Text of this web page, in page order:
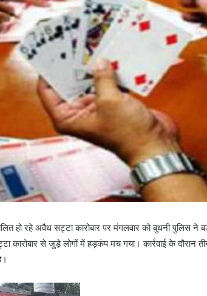
हो रहे अवैध सट्टा कारोबार पर मंगलवार को बुधनी पुलिस ने
कारोबार से जुड़े लोगों में हड़कंप मच गया। कार्रवाई के दौरान